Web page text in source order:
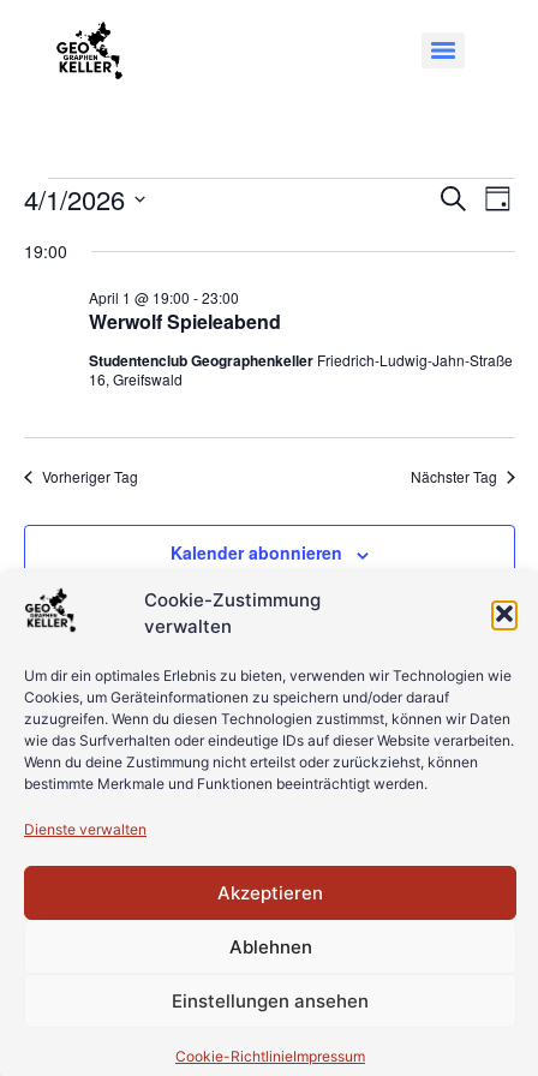
Cookie-Zustimmung
verwalten
Um dir ein optimales Erlebnis zu bieten, verwenden wir Technologien wie
Cookies, um Geräteinformationen zu speichern und/oder darauf
zuzugreifen. Wenn du diesen Technologien zustimmst, können wir Daten
wie das Surfverhalten oder eindeutige IDs auf dieser Website verarbeiten.
Wenn du deine Zustimmung nicht erteilst oder zurückziehst, können
bestimmte Merkmale und Funktionen beeinträchtigt werden.
Dienste verwalten
Akzeptieren
Ablehnen
Einstellungen ansehen
Cookie-RichtlinieImpressum
SucheTag
4/1/2026
wählen.
19:00
Werwolf Spieleabend
April 1 @ 19:00 -23:00
Studentenclub Geographenkeller Friedrich-Ludwig-Jahn-Straße
16, Greifswald
Vorheriger Tag Nächster Tag
Kalender abonnieren